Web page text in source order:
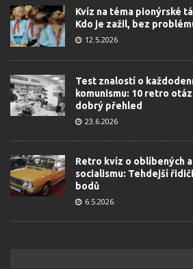
Kvíz na téma pionýrské
Kdo je zažil, bez
12.5.2026
Test znalostí o
komunismu: 10 retro
dobrý přehled
23.6.2026
Retro kvíz o oblíbených
socialismu: Tehdejší
bodů
6.5.2026